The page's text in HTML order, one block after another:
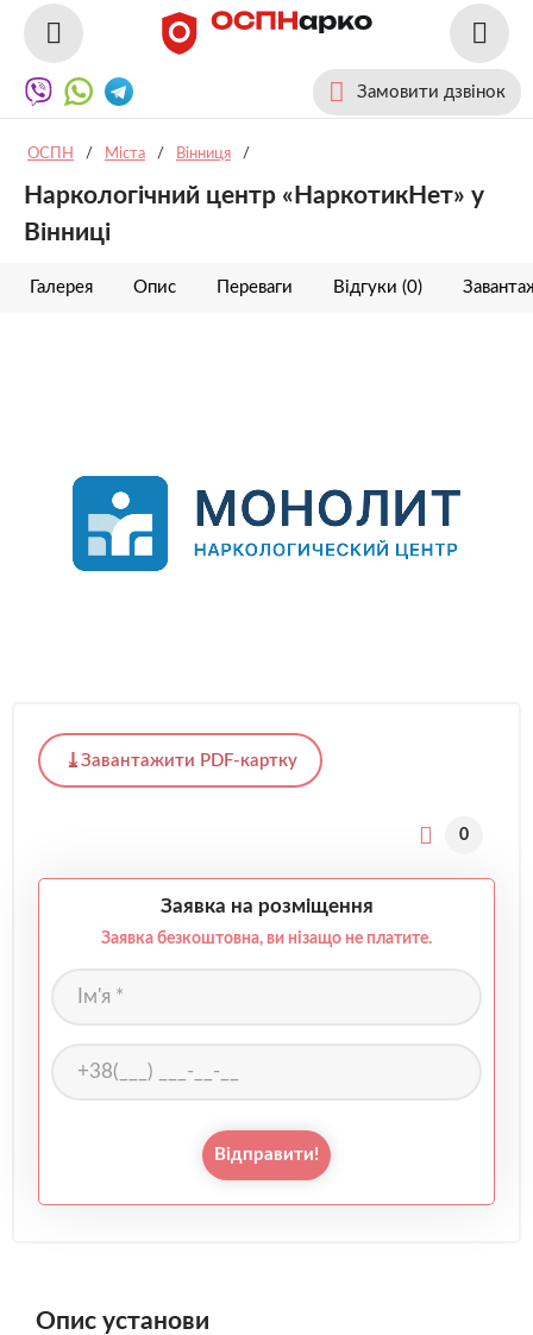
Замовити дзвінок
ОСПН / Міста / Вінниця /
Наркологічний центр «НаркотикНет» у
Вінниці
Галерея Опис Переваги Відгуки (0)
Завантажити PDF-картку
0
Заявка на розміщення
Заявка безкоштовна, ви нізащо не платите.
Відправити!
Опис установи